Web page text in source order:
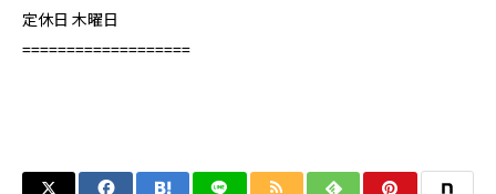
定休日 木曜日
===================